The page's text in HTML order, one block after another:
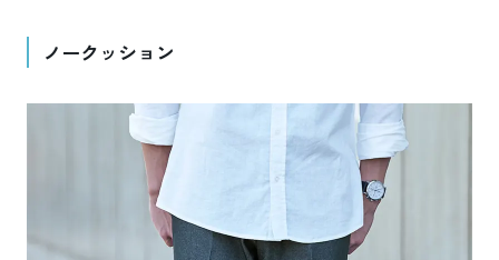
ノークッション